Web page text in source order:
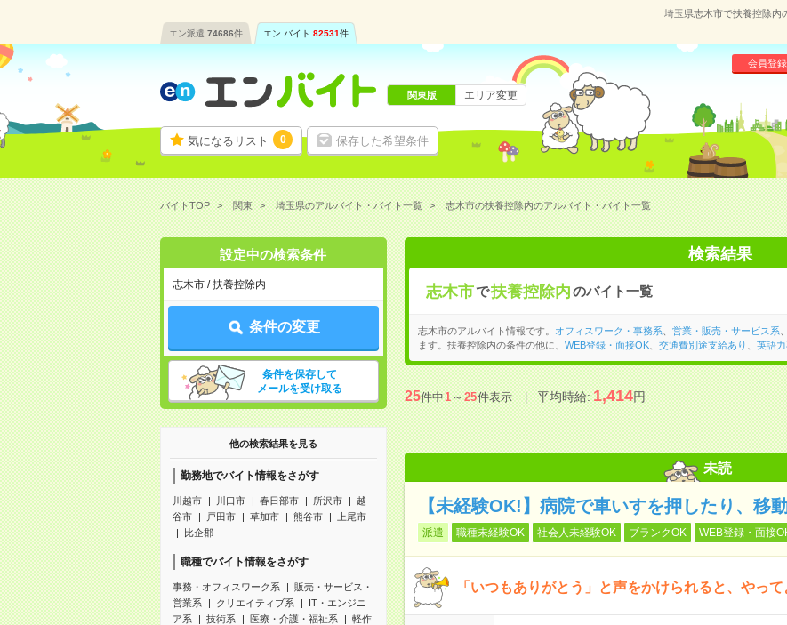
埼玉県志木市で扶養控除内
エン派遣 74686件 エン バイト 82531件
気になるリスト 0 保存した希望条件
会員登録
関東版 エリア変更
バイトTOP 関東 埼玉県のアルバイト・バイト一覧 志木市の扶養控除内のアルバイト・バイト一覧
設定中の検索条件
志木市 / 扶養控除内
条件の変更
条件を保存して
メールを受け取る
他の検索結果を見る
勤務地でバイト情報をさがす
川越市 川口市 春日部市 所沢市
越
谷市
戸田市 草加市 熊谷市
上尾市
比企郡
職種でバイト情報をさがす
事務・オフィスワーク系
販売・サービス・
営業系
クリエイティブ系
IT・エンジニ
ア系
技術系 医療・介護・福祉系
軽作
検索結果
志木市で扶養控除内のバイト一覧
志木市のアルバイト情報です。 オフィスワーク・事務系 営業・販売・サービス系
ます。扶養控除内の条件の他に、 WEB登録・面接OK、 交通費別途支給あり 英語
25件中1～25件表示 平均時給:1,414円
未読
【未経験OK!】病院で車いすを押したり、移
派遣 職種未経験OK 社会人未経験OK ブランクOK WEB登録・面接
「いつもありがとう」と声をかけられると、やっ